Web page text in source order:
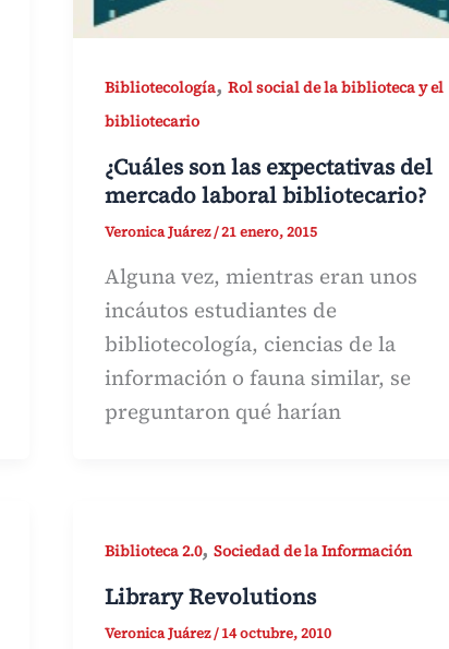
Bibliotecología, Rol social de la biblioteca y el
bibliotecario
¿Cuáles son las expectativas del
mercado laboral bibliotecario?
Veronica Juárez/21 enero, 2015
Alguna vez, mientras eran unos
incáutos estudiantes de
bibliotecología, ciencias de la
información o fauna similar, se
preguntaron qué harían
Biblioteca 2.0, Sociedad de la Información
Library Revolutions
Veronica Juárez/14 octubre, 2010